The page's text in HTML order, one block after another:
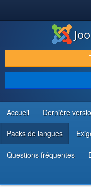
TÉLÉCHARGER & ENRICHIR
DÉCOUVRIR & APPRENDRE
COMMUNAUTÉ & SUPPORT
RESSOURCES
Accueil Dernière
Packs de langues
Questions fréquentes